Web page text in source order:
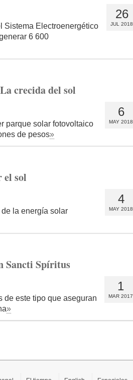
26
JUL 2018
Sistema Electroenergético
6 600
crecida del sol
6
MAY 2018
parque solar fotovoltaico
de pesos»
el sol
4
MAY 2018
la energía solar
Sancti Spíritus
1
MAR 2017
de este tipo que aseguran
»